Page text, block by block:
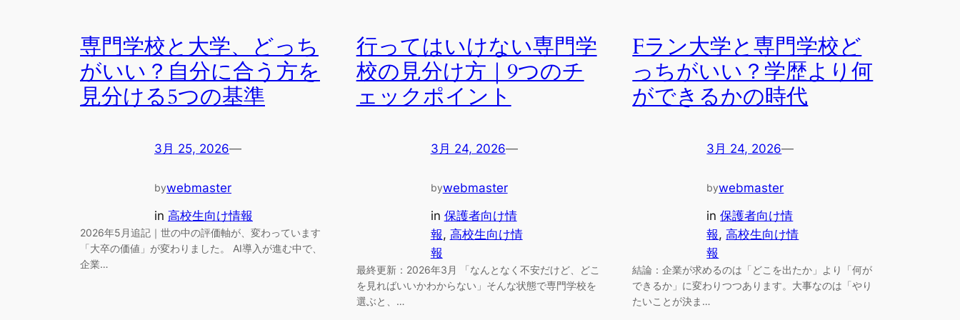
専門学校と大学、どっち
がいい？自分に合う方を
見分ける5つの基準
3月 25, 2026—
bywebmaster
in 高校生向け情報
2026年5月追記｜世の中の評価軸が、変わっています
「大卒の価値」が変わりました。 AI導入が進む中で、
企業…
行ってはいけない専門学
校の見分け方｜9つのチ
ェックポイント
3月 24, 2026—
bywebmaster
in 保護者向け情
報, 高校生向け情
報
最終更新：2026年3月 「なんとなく不安だけど、どこ
を見ればいいかわからない」そんな状態で専門学校を
選ぶと、…
Fラン大学と専門学校ど
っちがいい？学歴より何
ができるかの時代
3月 24, 2026—
bywebmaster
in保護者向け情
報, 高校生向け情
報
結論：企業が求めるのは「どこを出たか」より「何が
できるか」に変わりつつあります。大事なのは「やり
たいことが決ま…